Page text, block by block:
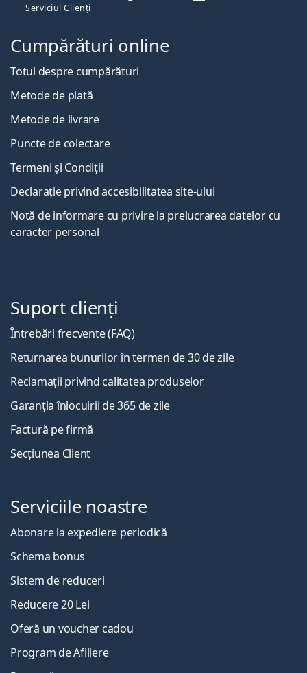
Serviciul Clienți
Cumpărături online
Totul despre cumpărături
Metode de plată
Metode de livrare
Puncte de colectare
Termeni și Condiții
Declarație privind accesibilitatea site-ului
Notă de informare cu privire la prelucrarea datelor cu
caracter personal
Suport clienți
Întrebări frecvente (FAQ)
Returnarea bunurilor în termen de 30 de zile
Reclamații privind calitatea produselor
Garanția înlocuirii de 365 de zile
Factură pe firmă
Secțiunea Client
Serviciile noastre
Abonare la expediere periodică
Schema bonus
Sistem de reduceri
Reducere 20 Lei
Oferă un voucher cadou
Program de Afiliere